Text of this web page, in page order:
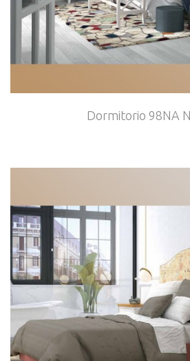
Dormitorio 98NA